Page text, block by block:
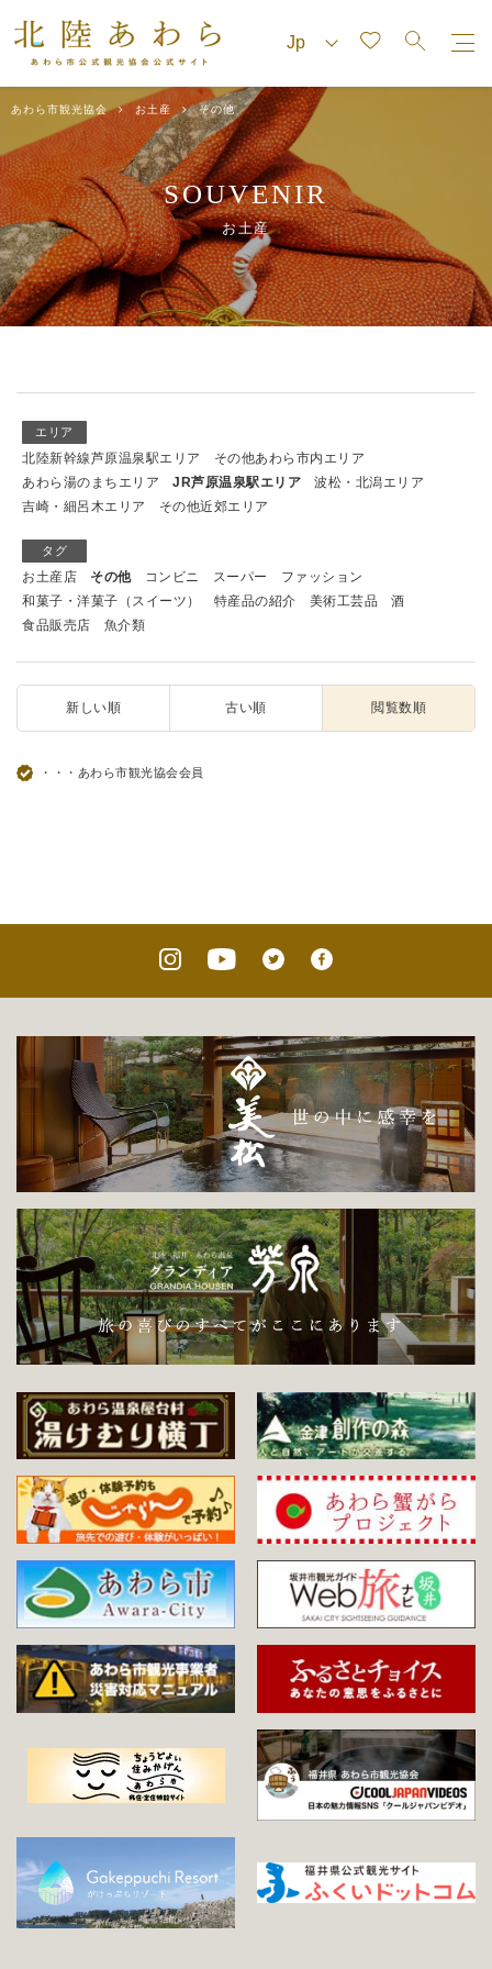
あわら市観光協会 お土産 その他
SOUVENIR
お土産
エリア
北陸新幹線芦原温泉駅エリア
その他あわら市内エリア
あわら湯のまちエリア
JR芦原温泉駅エリア
波松・北潟エリア
吉崎・細呂木エリア
その他近郊エリア
タグ
お土産店 その他 コンビニ スーパー
ファッション
和菓子・洋菓子（スイーツ）
特産品の紹介 美術工芸品
酒
食品販売店
魚介類
新しい順 古い順 閲覧数順
・・・あわら市観光協会会員